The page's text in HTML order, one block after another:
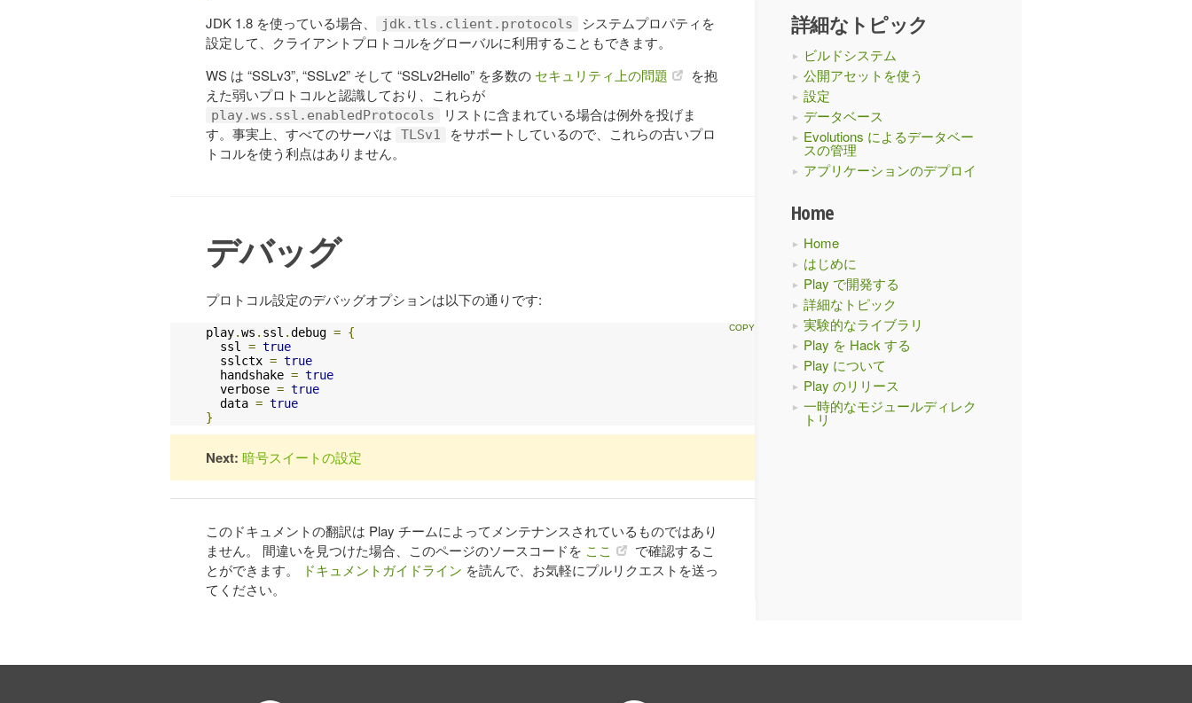
詳細なトピック
ビルドシステム
公開アセットを使う
設定
データベース
Evolutions によるデータベー
スの管理
アプリケーションのデプロイ
Home
Home
はじめに
Play で開発する
詳細なトピック
実験的なライブラリ
Play を Hack する
Play について
Play のリリース
一時的なモジュールディレク
トリ
JDK 1.8 を使っている場合、 jdk.tls.client.protocols
システムプロパティを
設定して、クライアントプロトコルをグローバルに利用することもできます。
WS は “SSLv3”, “SSLv2” そして “SSLv2Hello” を多数の セキュリティ上の問題
を抱
えた弱いプロトコルと認識しており、これらが
play.ws.ssl.enabledProtocols
リストに含まれている場合は例外を投げま
す。事実上、すべてのサーバは
TLSv1
をサポートしているので、これらの古いプロ
トコルを使う利点はありません。
デバッグ
プロトコル設定のデバッグオプションは以下の通りです:
play.ws . ssl .debug = {
  ssl
= true
  sslctx
= true
  handshake
= true
  verbose
= true
  data
= true
}
Next: 暗号スイートの設定
このドキュメントの翻訳は Play チームによってメンテナンスされているものではあり
ません。 間違いを見つけた場合、このページのソースコードを ここ
で確認するこ
とができます。
ドキュメントガイドライン を読んで、お気軽にプルリクエストを送っ
てください。